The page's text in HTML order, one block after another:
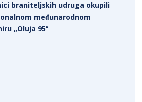
braniteljskih udruga okupili
međunarodnom
„Oluja 95“